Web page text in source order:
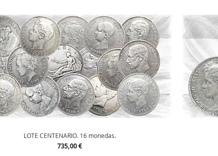
Vista rápida
LOTE CENTENARIO. 16 monedas.
Precio
735,00 €